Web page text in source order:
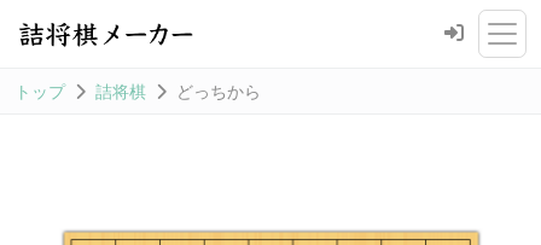
トップ 詰将棋 どっちから